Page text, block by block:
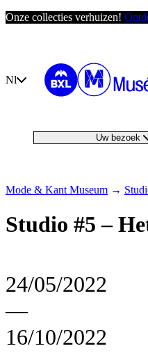
Ga
Onze collecties verhuizen!
Nl
Uw bezoek
Mode & Kant Museum →
Studio #5 –
24/05/2022
―
16/10/2022